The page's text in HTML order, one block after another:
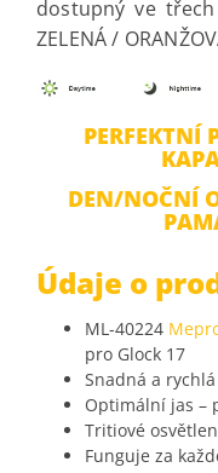
dostupný ve třech
ZELENÁ /
PERFEKTNÍ
DEN/NOČNÍ
Údaje o
ML-40224
pro Glock 17
Snadná a
Optimální jas –
Tritiové
Funguje za